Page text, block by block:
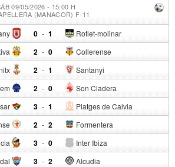
09/05/2026 - 15:00 H
(MANACOR) F-11
0 - Rotlet-molinar
1
2 - Collerense
0
2 - Santanyi
1
2 - Son Cladera
0
3 - Platges de Calvia
1
2 - Formentera
2
3 - Inter Ibiza
0
3 - Alcudia
2